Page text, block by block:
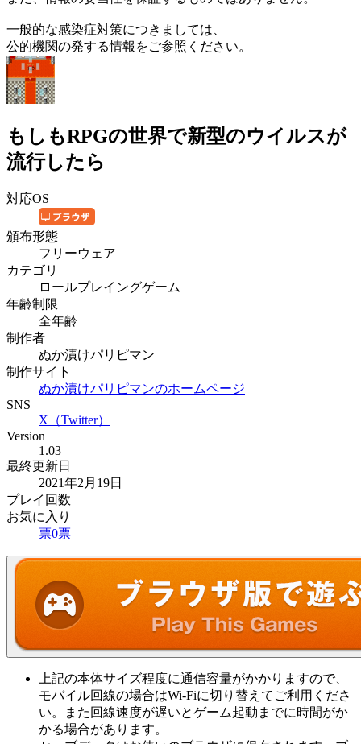
一般的な感染症対策につきましては、
公的機関の発する情報をご参照ください。
もしもRPGの世界で新型のウイルスが
流行したら
対応OS
頒布形態
フリーウェア
カテゴリ
ロールプレイングゲーム
年齢制限
全年齢
制作者
ぬか漬けパリピマン
制作サイト
ぬか漬けパリピマンのホームページ
SNS
X（Twitter）
Version
1.03
最終更新日
2021年2月19日
プレイ回数
お気に入り
票0票
上記の本体サイズ程度に通信容量がかかりますので、
モバイル回線の場合はWi-Fiに切り替えてご利用くださ
い。また回線速度が遅いとゲーム起動までに時間がか
かる場合があります。